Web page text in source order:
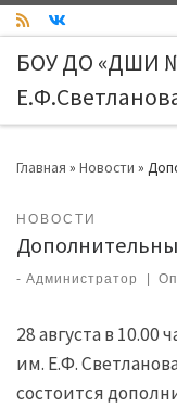
Skip to content
БОУ ДО «ДШИ
Главная » Новости »
НОВОСТИ
- Администратор |
28 августа в
им. Е.Ф.
состоится